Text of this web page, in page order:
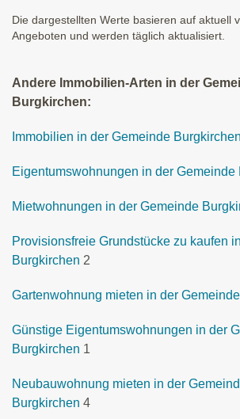
Die dargestellten Werte basieren auf aktuell
Angeboten und werden täglich aktualisiert.
Andere Immobilien-Arten in der
Burgkirchen:
Immobilien in der Gemeinde Burgkirchen
Eigentumswohnungen in der Gemeinde
Mietwohnungen in der Gemeinde
Provisionsfreie Grundstücke zu kaufen
Burgkirchen 2
Gartenwohnung mieten in der
Günstige Eigentumswohnungen in der
Burgkirchen 1
Neubauwohnung mieten in der
Burgkirchen 4